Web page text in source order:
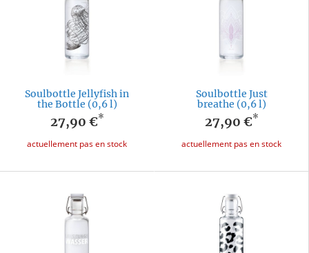
Soulbottle Jellyfish in
the Bottle (0,6 l)
27,90 €*
actuellement pas en stock
Soulbottle Just
breathe (0,6 l)
27,90 €*
actuellement pas en stock